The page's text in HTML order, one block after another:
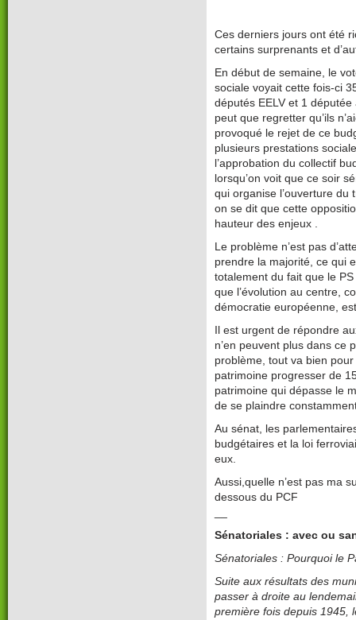
Ces derniers jours ont été
certains surprenants et
En début de semaine, le
sociale voyait cette fois-ci
députés EELV et 1
peut que regretter qu’ils
provoqué le rejet de ce
plusieurs prestations
l’approbation du collectif
lorsqu’on voit que ce soir
qui organise l’ouverture
on se dit que cette
hauteur des enjeux .
Le problème n’est pas
prendre la majorité, ce qui
totalement du fait que le
que l’évolution au centre,
démocratie européenne,
Il est urgent de répondre
n’en peuvent plus dans ce
problème, tout va bien
patrimoine progresser de
patrimoine qui dépasse le
de se plaindre
Au sénat, les
budgétaires et la loi
eux.
Aussi,quelle n’est pas ma
dessous du PCF
Sénatoriales : avec ou
Sénatoriales : Pourquoi le
Suite aux résultats des
passer à droite au
première fois depuis 1945,